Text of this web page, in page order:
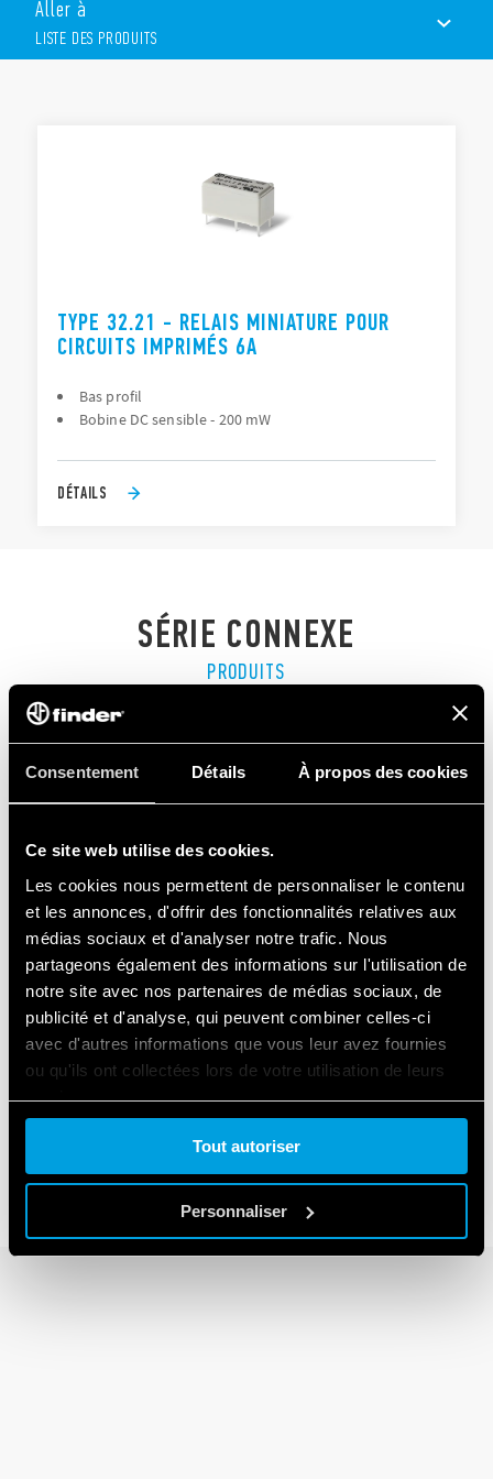
Consentement Détails À propos des cookies
Ce site web utilise des cookies.
Les cookies nous permettent de personnaliser le contenu
et les annonces, d'offrir des fonctionnalités relatives aux
médias sociaux et d'analyser notre trafic. Nous
partageons également des informations sur l'utilisation de
notre site avec nos partenaires de médias sociaux, de
publicité et d'analyse, qui peuvent combiner celles-ci
avec d'autres informations que vous leur avez fournies
ou qu'ils ont collectées lors de votre utilisation de leurs
services.
Tout autoriser
Personnaliser
1 contact inverseur ou 1 contact normalement ouvert
Relais subminiature, bas profil
Bobine DC sensible : 200 mW
Aller à
LISTE DES PRODUITS
TYPE 32.21 - RELAIS MINIATURE POUR
CIRCUITS IMPRIMÉS 6A
Bas profil
Bobine DC sensible - 200 mW
DÉTAILS
SÉRIE CONNEXE
PRODUITS
SÉRIE 30
Relais miniatures pour circuit imprimé 2A